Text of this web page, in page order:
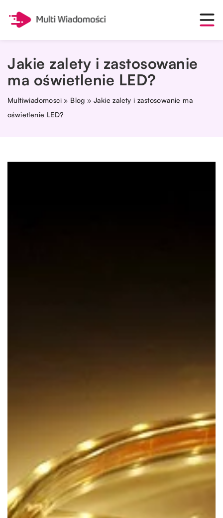
Jakie zalety i zastosowanie
ma oświetlenie LED?
Multiwiadomosci » Blog »Jakie zalety i zastosowanie ma
oświetlenie LED?